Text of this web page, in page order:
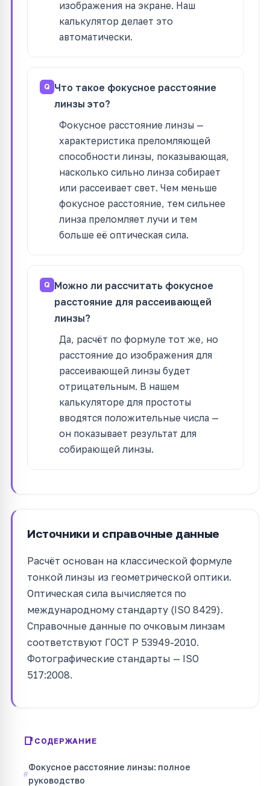
изображения на экране. Наш
калькулятор делает это
автоматически.
Что такое фокусное расстояние
линзы это?
Фокусное расстояние линзы —
характеристика преломляющей
способности линзы, показывающая,
насколько сильно линза собирает
или рассеивает свет. Чем меньше
фокусное расстояние, тем сильнее
линза преломляет лучи и тем
больше её оптическая сила.
Можно ли рассчитать фокусное
расстояние для рассеивающей
линзы?
Да, расчёт по формуле тот же, но
расстояние до изображения для
рассеивающей линзы будет
отрицательным. В нашем
калькуляторе для простоты
вводятся положительные числа —
он показывает результат для
собирающей линзы.
Источники и справочные данные
Расчёт основан на классической формуле
тонкой линзы из геометрической оптики.
Оптическая сила вычисляется по
международному стандарту (ISO 8429).
Справочные данные по очковым линзам
соответствуют ГОСТ Р 53949-2010.
Фотографические стандарты — ISO
517:2008.
СОДЕРЖАНИЕ
Фокусное расстояние линзы: полное
руководство